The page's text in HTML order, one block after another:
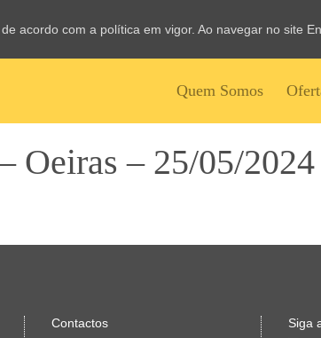
Quem Somos
Oeiras – 25/05/
Contactos
Siga
acordo com a política em vigor. Ao navegar no site